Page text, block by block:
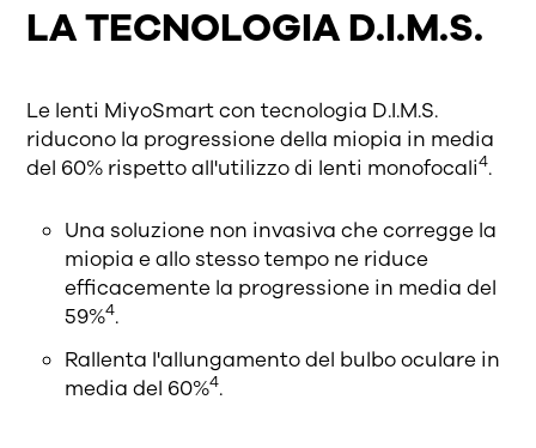
LA TECNOLOGIA D.I.M.S.
Le lenti MiyoSmart con tecnologia D.I.M.S.
riducono la progressione della miopia in media
del 60% rispetto all'utilizzo di lenti monofocali4.
Una soluzione non invasiva che corregge la
miopia e allo stesso tempo ne riduce
efficacemente la progressione in media del
59%4.
Rallenta l'allungamento del bulbo oculare in
media del 60%4.